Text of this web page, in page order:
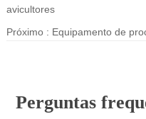
avicultores
Próximo : Equipamento de
Perguntas